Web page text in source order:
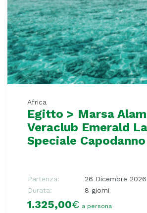
Africa
Egitto > Marsa
Veraclub Emerald
Speciale Capodanno
Partenza:
26 Dicembre 2026
Durata:
8 giorni
1.325,00€ a persona